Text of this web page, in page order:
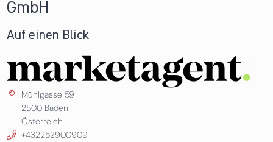
GmbH
Auf einen Blick
Mühlgasse 59
2500 Baden
Österreich
+432252900909